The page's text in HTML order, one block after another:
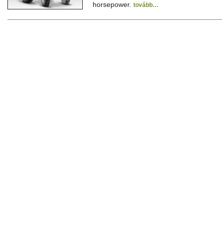
horsepower. tovább…